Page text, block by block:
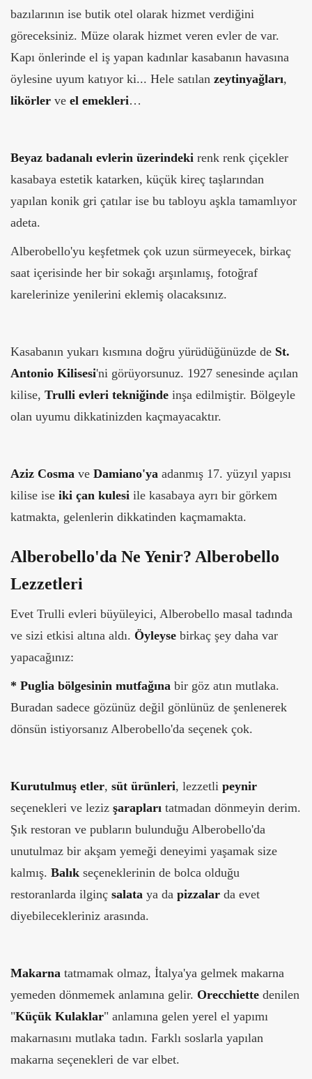
bazılarının ise butik otel olarak hizmet verdiğini
göreceksiniz. Müze olarak hizmet veren evler de var.
Kapı önlerinde el iş yapan kadınlar kasabanın havasına
öylesine uyum katıyor ki... Hele satılan zeytinyağları,
likörler ve el emekleri…
Beyaz badanalı evlerin üzerindeki renk renk çiçekler
kasabaya estetik katarken, küçük kireç taşlarından
yapılan konik gri çatılar ise bu tabloyu aşkla tamamlıyor
adeta.
Alberobello'yu keşfetmek çok uzun sürmeyecek, birkaç
saat içerisinde her bir sokağı arşınlamış, fotoğraf
karelerinize yenilerini eklemiş olacaksınız.
Kasabanın yukarı kısmına doğru yürüdüğünüzde de St.
Antonio Kilisesi'ni görüyorsunuz. 1927 senesinde açılan
kilise, Trulli evleri tekniğinde inşa edilmiştir. Bölgeyle
olan uyumu dikkatinizden kaçmayacaktır.
Aziz Cosma ve Damiano'ya adanmış 17. yüzyıl yapısı
kilise ise iki çan kulesi ile kasabaya ayrı bir görkem
katmakta, gelenlerin dikkatinden kaçmamakta.
Alberobello'da Ne Yenir? Alberobello
Lezzetleri
Evet Trulli evleri büyüleyici, Alberobello masal tadında
ve sizi etkisi altına aldı. Öyleyse birkaç şey daha var
yapacağınız:
* Puglia bölgesinin mutfağına bir göz atın mutlaka.
Buradan sadece gözünüz değil gönlünüz de şenlenerek
dönsün istiyorsanız Alberobello'da seçenek çok.
Kurutulmuş etler, süt ürünleri, lezzetli peynir
seçenekleri ve leziz şarapları tatmadan dönmeyin derim.
Şık restoran ve pubların bulunduğu Alberobello'da
unutulmaz bir akşam yemeği deneyimi yaşamak size
kalmış. Balık seçeneklerinin de bolca olduğu
restoranlarda ilginç salata ya da pizzalar da evet
diyebilecekleriniz arasında.
Makarna tatmamak olmaz, İtalya'ya gelmek makarna
yemeden dönmemek anlamına gelir. Orecchiette denilen
"Küçük Kulaklar" anlamına gelen yerel el yapımı
makarnasını mutlaka tadın. Farklı soslarla yapılan
makarna seçenekleri de var elbet.